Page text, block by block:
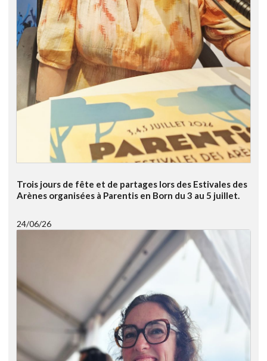
Trois jours de fête et de partages lors des Estivales des
Arènes organisées à Parentis en Born du 3 au 5 juillet.
24/06/26